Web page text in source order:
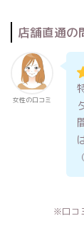
店舗直通の
女性の口コミ
※口コ